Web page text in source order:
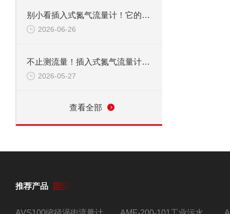
别小看插入式氮气流量计！它的应用范围，远超你想象
2026-06-26
不止测流量！插入式氮气流量计，到底能覆盖多少关键领域？
2026-05-27
查看全部
推荐产品